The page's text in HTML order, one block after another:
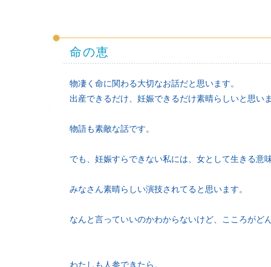
命の恵
物凄く命に関わる大切なお話だと思います。
出産できるだけ、妊娠できるだけ素晴らしいと思い
物語も素敵な話です。
でも、妊娠すらできない私には、女として生きる意
みなさん素晴らしい演技されてると思います。
なんと言っていいのかわからないけど、こころがど
わたしも人参できたら。